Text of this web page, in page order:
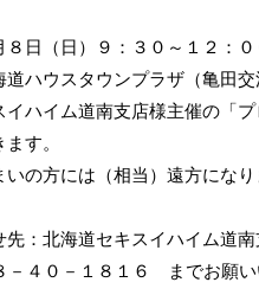
８日（日）９：３０～１２：
道ハウスタウンプラザ（亀田
イハイム道南支店様主催の「
す。
いの方には（相当）遠方にな
先：北海道セキスイハイム道
－４０－１８１６ までお願い